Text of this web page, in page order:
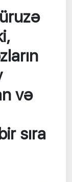
və
sıra